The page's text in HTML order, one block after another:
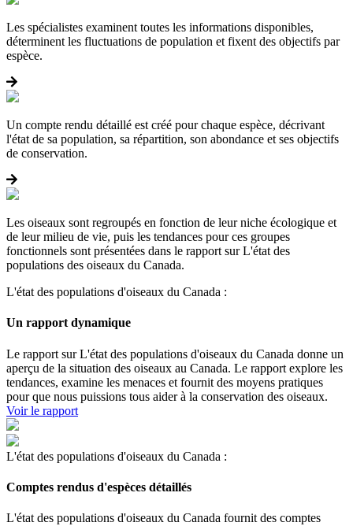
Les spécialistes examinent toutes les informations disponibles,
déterminent les fluctuations de population et fixent des objectifs par
espèce.
Un compte rendu détaillé est créé pour chaque espèce, décrivant
l'état de sa population, sa répartition, son abondance et ses objectifs
de conservation.
Les oiseaux sont regroupés en fonction de leur niche écologique et
de leur milieu de vie, puis les tendances pour ces groupes
fonctionnels sont présentées dans le rapport sur L'état des
populations des oiseaux du Canada.
L'état des populations d'oiseaux du Canada :
Un rapport dynamique
Le rapport sur L'état des populations d'oiseaux du Canada donne un
aperçu de la situation des oiseaux au Canada. Le rapport explore les
tendances, examine les menaces et fournit des moyens pratiques
pour que nous puissions tous aider à la conservation des oiseaux.
Voir le rapport
L'état des populations d'oiseaux du Canada :
Comptes rendus d'espèces détaillés
L'état des populations d'oiseaux du Canada fournit des comptes